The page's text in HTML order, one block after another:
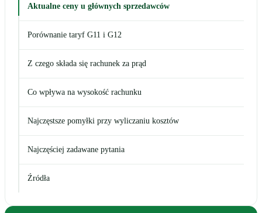
Aktualne ceny u głównych sprzedawców
Porównanie taryf G11 i G12
Z czego składa się rachunek za prąd
Co wpływa na wysokość rachunku
Najczęstsze pomyłki przy wyliczaniu kosztów
Najczęściej zadawane pytania
Źródła